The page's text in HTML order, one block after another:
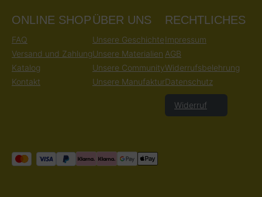
ONLINE SHOP
FAQ
Versand und Zahlung
Katalog
Kontakt
ÜBER UNS
Unsere Geschichte
Unsere Materialien
Unsere Community
Unsere Manufaktur
RECHTLICHES
Impressum
AGB
Widerrufsbelehrung
Datenschutz
Widerruf